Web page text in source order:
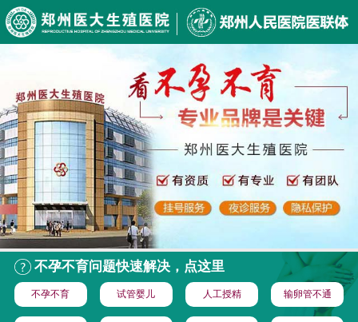
不孕不育问题快速解决，点这里
不孕不育 试管婴儿 人工授精 输卵管不通